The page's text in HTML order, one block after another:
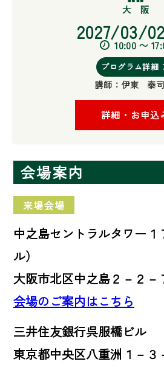
2027/03/
10:00 〜
プログラム詳細
講師：伊東 泰
詳細・お申込
会場案内
来場会場
中之島セントラルタワー１
ル）
大阪市北区中之島２－２－
会場のご案内はこちら
三井住友銀行呉服橋ビル
東京都中央区八重洲１－３